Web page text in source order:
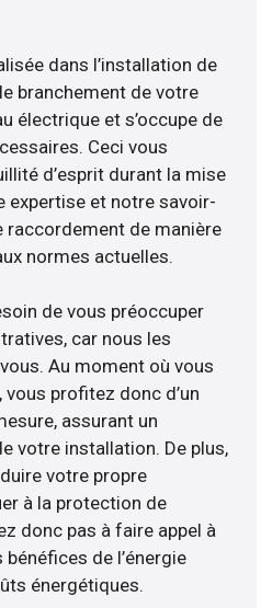
dans l’installation de
branchement de votre
électrique et s’occupe de
Ceci vous
d’esprit durant la mise
expertise et notre savoir-
de manière
normes actuelles.
de vous préoccuper
car nous les
Au moment où vous
profitez donc d’un
assurant un
votre installation. De plus,
votre propre
à la protection de
donc pas à faire appel à
de l’énergie
énergétiques.